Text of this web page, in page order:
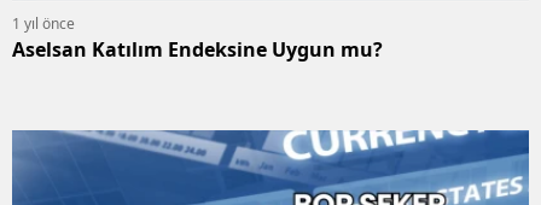
1 yıl önce
Aselsan Katılım Endeksine Uygun mu?